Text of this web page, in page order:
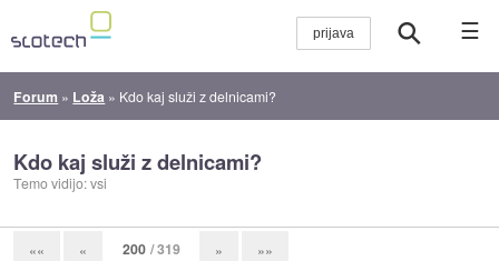
☰
Forum » Loža » Kdo kaj služi z delnicami?
Kdo kaj služi z delnicami?
Temo vidijo: vsi
«« « 200 / 319 » »»